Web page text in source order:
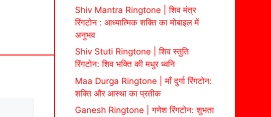
Shiv Mantra Ringtone | शिव मंत्र
रिंगटोन : आध्यात्मिक शक्ति का मोबाइल में
अनुभव
Shiv Stuti Ringtone | शिव स्तुति
रिंगटोन: शिव भक्ति की मधुर ध्वनि
Maa Durga Ringtone | माँ दुर्गा रिंगटोन:
शक्ति और आस्था का प्रतीक
Ganesh Ringtone | गणेश रिंगटोन: शुभता